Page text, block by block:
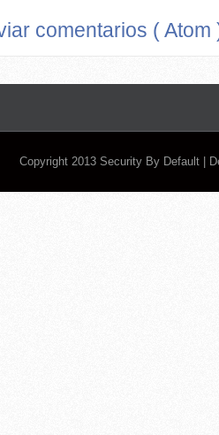
comentarios ( Atom
Copyright 2013 Security By Default |